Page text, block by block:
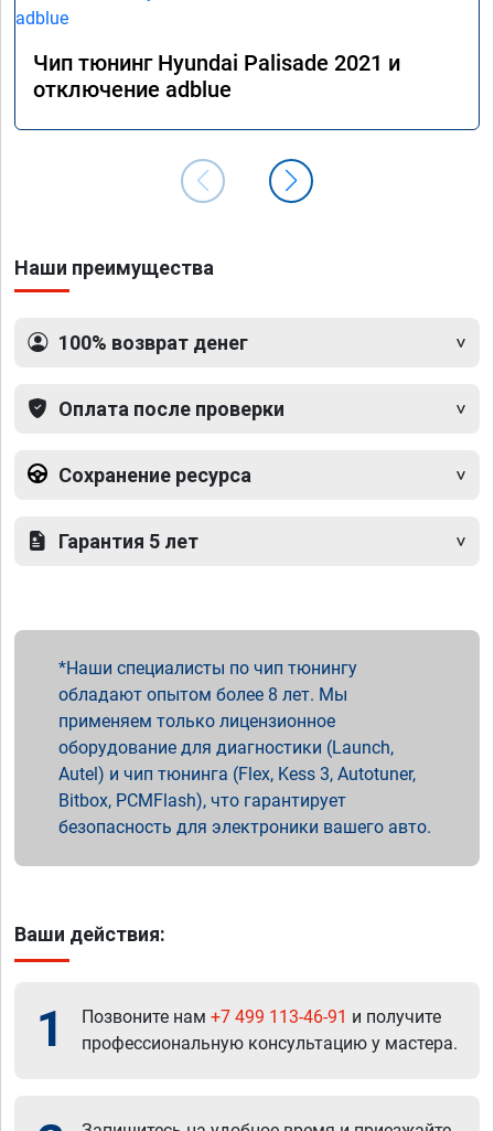
Чип тюнинг Hyundai Palisade 2021 и
отключение adblue
Наши преимущества
100% возврат денег
Оплата после проверки
Сохранение ресурса
Гарантия 5 лет
Наши специалисты по чип тюнингу
обладают опытом более 8 лет. Мы
применяем только лицензионное
оборудование для диагностики (Launch,
Autel) и чип тюнинга (Flex, Kess 3, Autotuner,
Bitbox, PCMFlash), что гарантирует
безопасность для электроники вашего авто.
Ваши действия:
1 Позвоните нам +7 499 113-46-91 и получите
профессиональную консультацию у мастера.